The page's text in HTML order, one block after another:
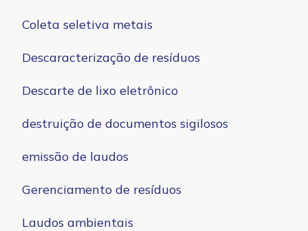
Coleta seletiva metais
Descaracterização de resíduos
Descarte de lixo eletrônico
destruição de documentos sigilosos
emissão de laudos
Gerenciamento de resíduos
Laudos ambientais